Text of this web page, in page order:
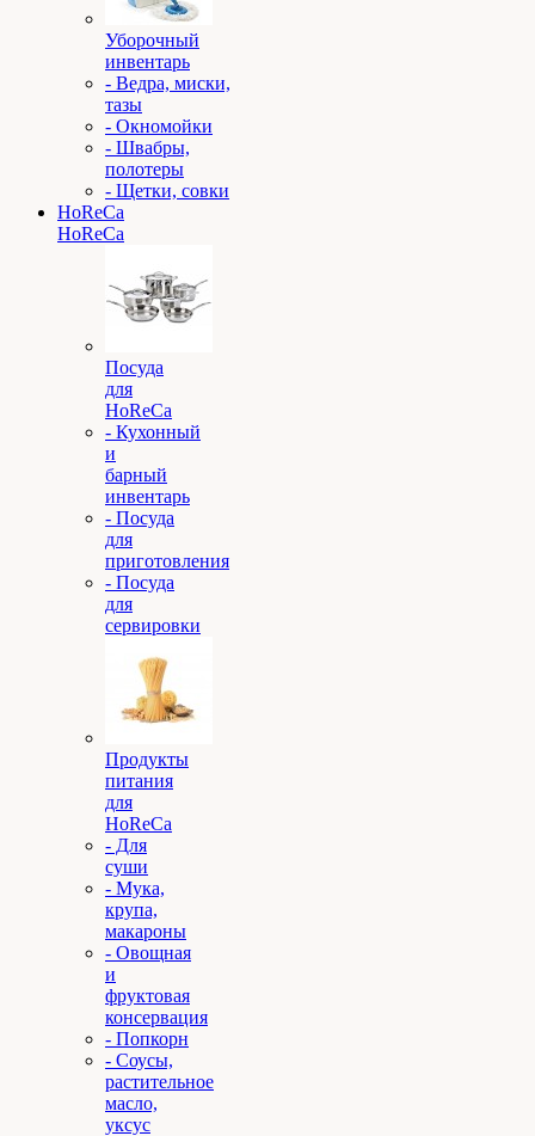
Уборочный
инвентарь
- Ведра, миски,
тазы
- Окномойки
- Швабры,
полотеры
- Щетки, совки
HoReCa
HoReCa
Посуда
для
HoReCa
- Кухонный
и
барный
инвентарь
- Посуда
для
приготовления
- Посуда
для
сервировки
Продукты
питания
для
HoReCa
- Для
суши
- Мука,
крупа,
макароны
- Овощная
и
фруктовая
консервация
- Попкорн
- Соусы,
растительное
масло,
уксус